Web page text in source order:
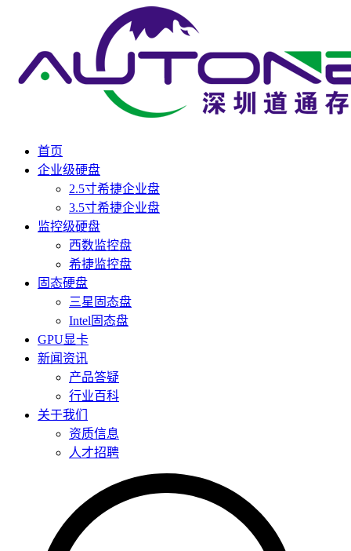
首页
企业级硬盘
2.5寸希捷企业盘
3.5寸希捷企业盘
监控级硬盘
西数监控盘
希捷监控盘
固态硬盘
三星固态盘
Intel固态盘
GPU显卡
新闻资讯
产品答疑
行业百科
关于我们
资质信息
人才招聘